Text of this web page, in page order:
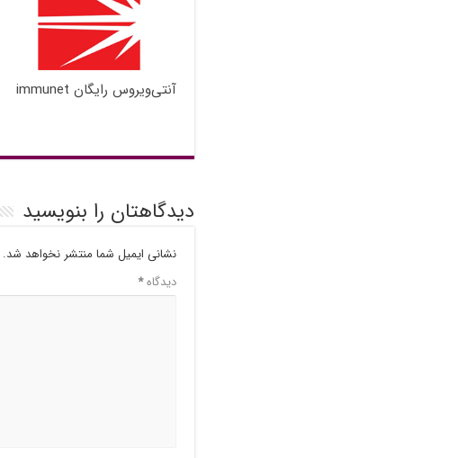
آنتی‌ویروس رایگان immunet
دیدگاهتان را بنویسید
نشانی ایمیل شما منتشر نخواهد شد.
دیدگاه*